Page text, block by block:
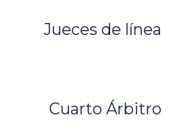
Jueces de línea
Cuarto Árbitro